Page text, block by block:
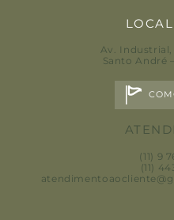
Av. Industrial,
Santo André
(11) 9
(11)